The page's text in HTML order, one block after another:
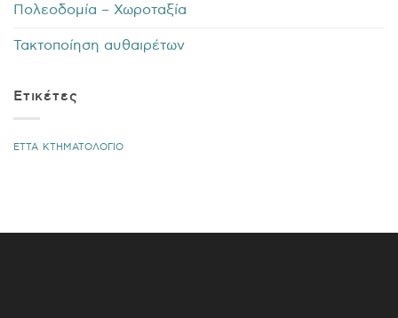
Πολεοδομία – Χωροταξία
Τακτοποίηση αυθαιρέτων
Ετικέτες
ΕΤΤΑ ΚΤΗΜΑΤΟΛΟΓΙΟ